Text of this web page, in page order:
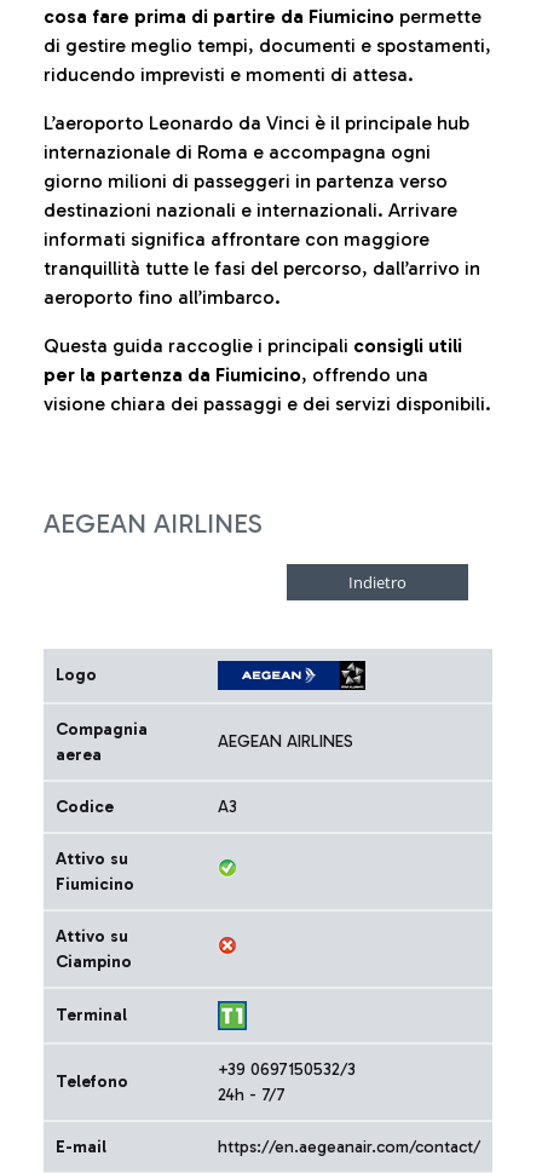
cosa fare prima di partire da Fiumicino permette
di gestire meglio tempi, documenti e spostamenti,
riducendo imprevisti e momenti di attesa.
L’aeroporto Leonardo da Vinci è il principale hub
internazionale di Roma e accompagna ogni
giorno milioni di passeggeri in partenza verso
destinazioni nazionali e internazionali. Arrivare
informati significa affrontare con maggiore
tranquillità tutte le fasi del percorso, dall’arrivo in
aeroporto fino all’imbarco.
Questa guida raccoglie i principali consigli utili
per la partenza da Fiumicino, offrendo una
visione chiara dei passaggi e dei servizi disponibili.
AEGEAN AIRLINES
Logo
Compagnia
aerea
AEGEAN AIRLINES
Codice A3
Attivo su
Fiumicino
Attivo su
Ciampino
Terminal
Telefono
+39 0697150532/3
24h - 7/7
E-mail https://en.aegeanair.com/contact/